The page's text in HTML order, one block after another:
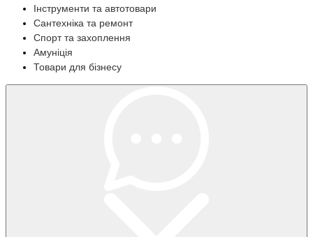
Інструменти та автотовари
Сантехніка та ремонт
Спорт та захоплення
Амуніція
Товари для бізнесу